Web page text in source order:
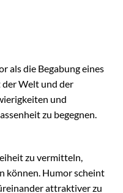
als die Begabung eines
Welt und der
und
zu begegnen.
zu vermitteln,
können. Humor scheint
attraktiver zu